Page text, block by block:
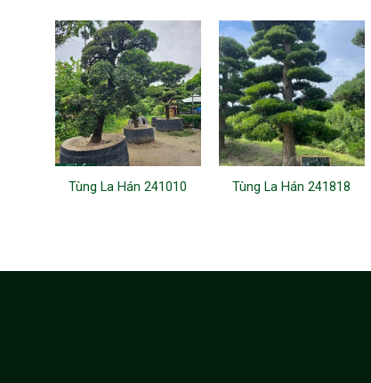
Tùng La Hán 241010 Tùng La Hán 241818